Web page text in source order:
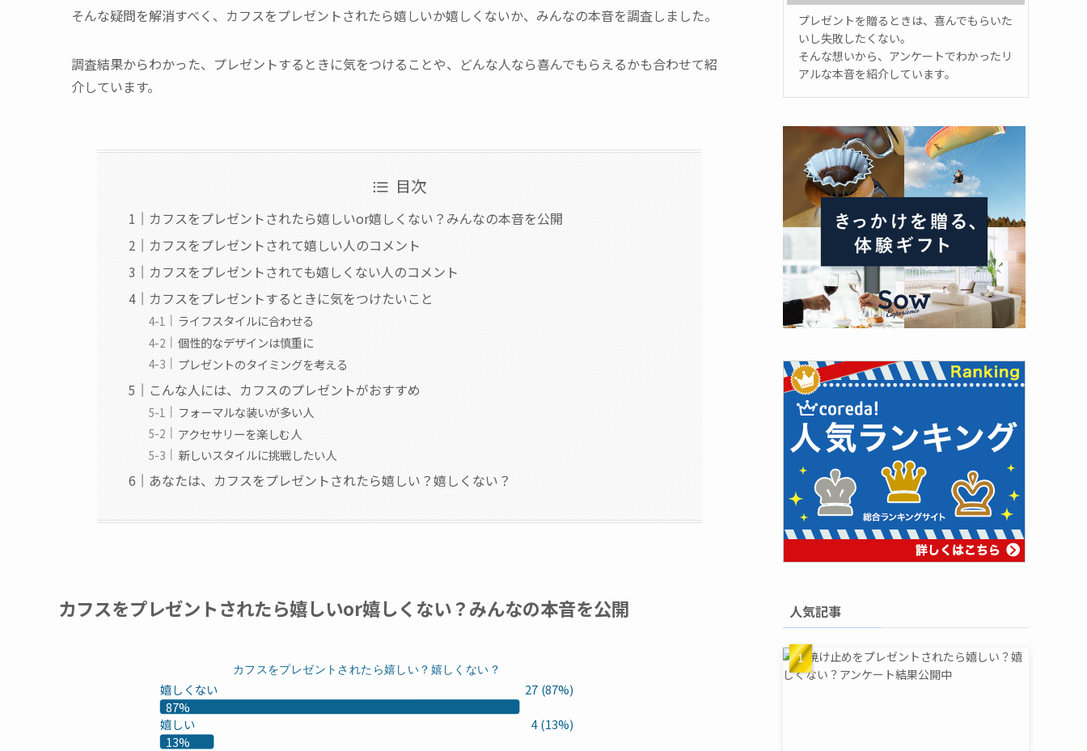
そんな疑問を解消すべく、カフスをプレゼントされたら嬉しいか嬉しくないか、みんなの本音を調査しました。
調査結果からわかった、プレゼントするときに気をつけることや、どんな人なら喜んでもらえるかも合わせて紹
介しています。
目次
カフスをプレゼントされたら嬉しいor嬉しくない？みんなの本音を公開
カフスをプレゼントされて嬉しい人のコメント
カフスをプレゼントされても嬉しくない人のコメント
カフスをプレゼントするときに気をつけたいこと
ライフスタイルに合わせる
個性的なデザインは慎重に
プレゼントのタイミングを考える
こんな人には、カフスのプレゼントがおすすめ
フォーマルな装いが多い人
アクセサリーを楽しむ人
新しいスタイルに挑戦したい人
あなたは、カフスをプレゼントされたら嬉しい？嬉しくない？
カフスをプレゼントされたら嬉しいor嬉しくない？みんなの本音を公開
カフスをプレゼントされたら嬉しい？嬉しくない？
嬉しくない
27 (87%)
87%
嬉しい
4 (13%)
13%
プレゼントを贈るときは、喜んでもらいた
いし失敗したくない。
そんな想いから、アンケートでわかったリ
アルな本音を紹介しています。
人気記事